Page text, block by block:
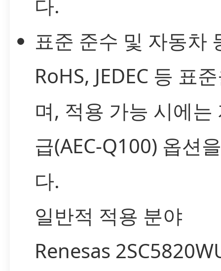
다.
표준 준수 및 자동차
RoHS, JEDEC 등 표
며, 적용 가능 시에는
급(AEC-Q100) 옵션
다.
일반적 적용 분야
Renesas